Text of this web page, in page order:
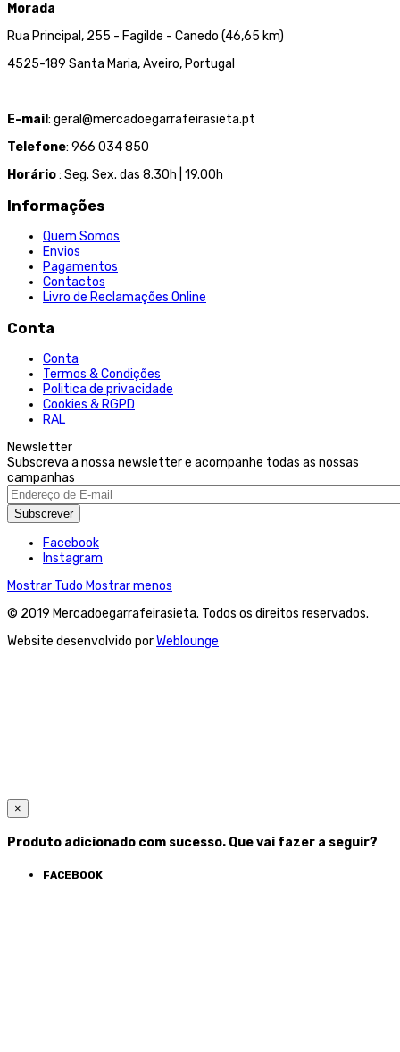
Morada
Rua Principal, 255 - Fagilde - Canedo (46,65 km)
4525-189 Santa Maria, Aveiro, Portugal
E-mail: geral@mercadoegarrafeirasieta.pt
Telefone: 966 034 850
Horário: Seg. Sex. das 8.30h | 19.00h
Informações
Quem Somos
Envios
Pagamentos
Contactos
Livro de Reclamações Online
Conta
Conta
Termos & Condições
Politica de privacidade
Cookies & RGPD
RAL
Newsletter
Subscreva a nossa newsletter e acompanhe todas as nossas
campanhas
Subscrever
Facebook
Instagram
Mostrar Tudo Mostrar menos
© 2019 Mercadoegarrafeirasieta. Todos os direitos reservados.
Website desenvolvido porWeblounge
×
Produto adicionado com sucesso. Que vai fazer a seguir?
FACEBOOK